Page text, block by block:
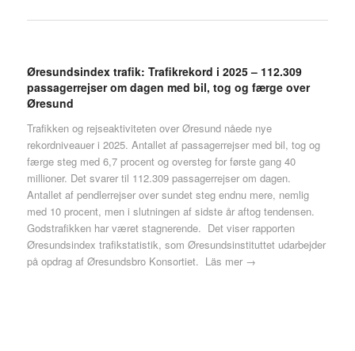
Øresundsindex trafik: Trafikrekord i 2025 – 112.309
passagerrejser om dagen med bil, tog og færge over
Øresund
Trafikken og rejseaktiviteten over Øresund nåede nye
rekordniveauer i 2025. Antallet af passagerrejser med bil, tog og
færge steg med 6,7 procent og oversteg for første gang 40
millioner. Det svarer til 112.309 passagerrejser om dagen.
Antallet af pendlerrejser over sundet steg endnu mere, nemlig
med 10 procent, men i slutningen af sidste år aftog tendensen.
Godstrafikken har været stagnerende. Det viser rapporten
Øresundsindex trafikstatistik, som Øresundsinstituttet udarbejder
på opdrag af Øresundsbro Konsortiet. Läs mer →